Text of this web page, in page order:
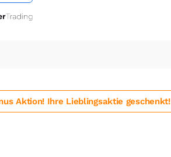
Aktion! Ihre Lieblingsaktie geschenkt!